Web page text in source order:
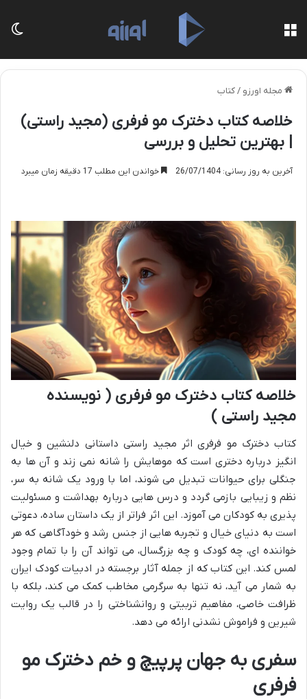
مجله اورزو /کتاب
خلاصه کتاب دخترک مو فرفری (مجید راستی)
| بهترین تحلیل و بررسی
آخرین به روز رسانی: 26/07/1404 خواندن این مطلب 17 دقیقه زمان میبرد
خلاصه کتاب دخترک مو فرفری ( نویسنده
مجید راستی )
کتاب دخترک مو فرفری اثر مجید راستی داستانی دلنشین و خیال
انگیز درباره دختری است که موهایش را شانه نمی زند و آن ها به
جنگلی برای حیوانات تبدیل می شوند، اما با ورود یک شانه به سر،
نظم و زیبایی بازمی گردد و درس هایی درباره بهداشت و مسئولیت
پذیری به کودکان می آموزد. این اثر فراتر از یک داستان ساده، دعوتی
است به دنیای خیال و تجربه هایی از جنس رشد و خودآگاهی که هر
خواننده ای، چه کودک و چه بزرگسال، می تواند آن را با تمام وجود
لمس کند. این کتاب که از جمله آثار برجسته در ادبیات کودک ایران
به شمار می آید، نه تنها به سرگرمی مخاطب کمک می کند، بلکه با
ظرافت خاصی، مفاهیم تربیتی و روانشناختی را در قالب یک روایت
شیرین و فراموش نشدنی ارائه می دهد.
سفری به جهان پرپیچ و خم دخترک مو
فرفری